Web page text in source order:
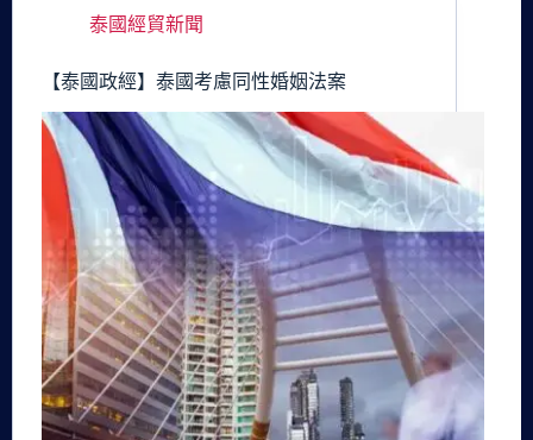
泰國經貿新聞
【泰國政經】泰國考慮同性婚姻法案